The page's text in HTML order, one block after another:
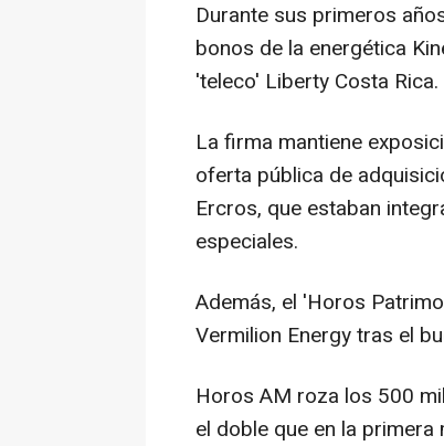
Durante sus primeros
bonos de la energética
'teleco' Liberty Costa Rica.
La firma mantiene
oferta pública de
Ercros, que estaban
especiales.
Además, el 'Horos
Vermilion Energy tras el
Horos AM roza los 500
el doble que en la